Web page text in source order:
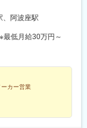
谷線「三軒茶屋駅」
波座1-13-13 西本町
、阿波座駅
最低月給30万円～
カー営業